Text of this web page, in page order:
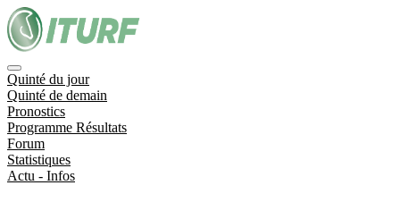
Quinté du jour
Quinté de demain
Pronostics
Programme Résultats
Forum
Statistiques
Actu - Infos